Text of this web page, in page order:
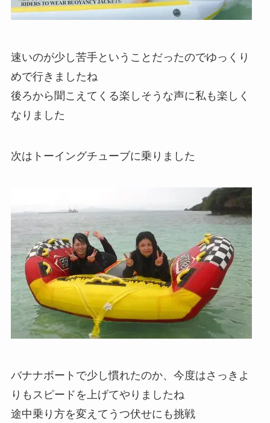
速いのが少し苦手ということだったのでゆっくり
めで行きましたね
後ろから聞こえてくる楽しそうな声に私も楽しく
なりました
次はトーイングチューブに乗りました
バナナボートで少し慣れたのか、今度はさっきよ
りもスピードを上げてやりましたね
途中乗り方を変えてうつ伏せにも挑戦